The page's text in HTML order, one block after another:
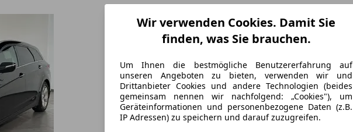
Wir verwenden Cookies. Damit Sie
finden, was Sie brauchen.
Um Ihnen die bestmögliche Benutzererfahrung auf
unseren Angeboten zu bieten, verwenden wir und
Drittanbieter Cookies und andere Technologien (beides
gemeinsam nennen wir nachfolgend: „Cookies"), um
Geräteinformationen und personenbezogene Daten (z.B.
IP Adressen) zu speichern und darauf zuzugreifen.